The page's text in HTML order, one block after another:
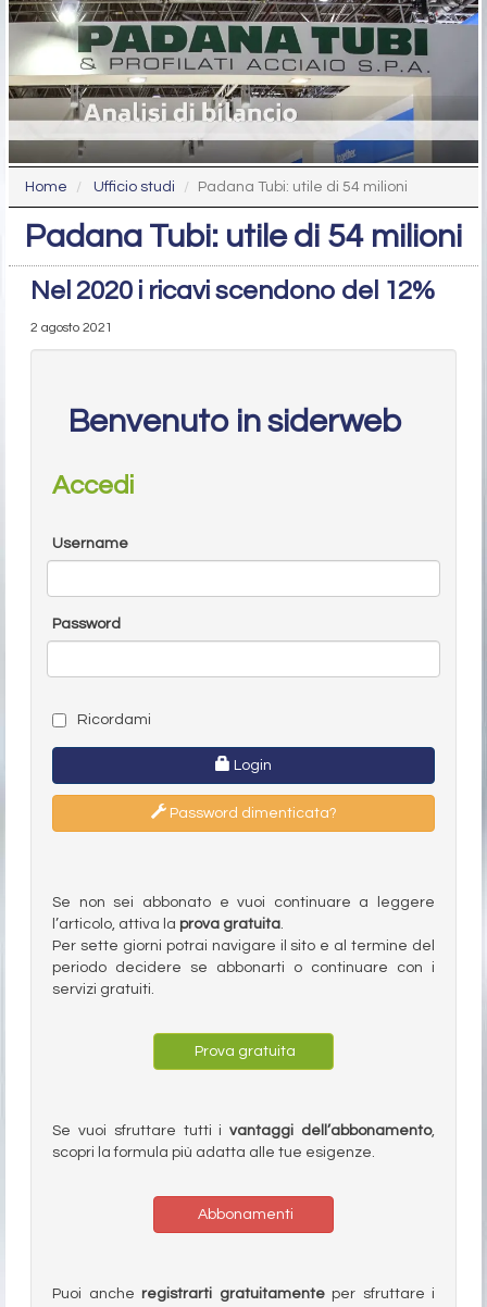
Home Ufficio studi Padana Tubi: utile di 54 milioni
Padana Tubi: utile di 54 milioni
Nel 2020 i ricavi scendono del 12%
2 agosto 2021
Benvenuto in siderweb
Accedi
Username
Password
Ricordami
Login
Password dimenticata?
Se non sei abbonato e vuoi continuare a leggere
l’articolo, attiva la prova gratuita.
Per sette giorni potrai navigare il sito e al termine del
periodo decidere se abbonarti o continuare con i
servizi gratuiti.
Prova gratuita
Se vuoi sfruttare tutti ivantaggi dell’abbonamento,
scopri la formula più adatta alle tue esigenze.
Abbonamenti
Puoi anche registrarti gratuitamenteper sfruttare i